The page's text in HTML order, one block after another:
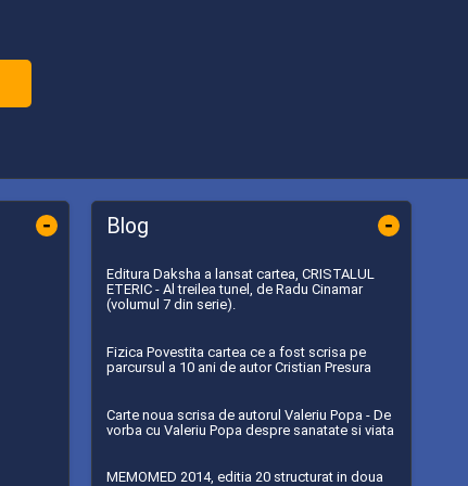
- Blog -
Editura Daksha a lansat cartea, CRISTALUL
ETERIC - Al treilea tunel, de Radu Cinamar
(volumul 7 din serie).
Fizica Povestita cartea ce a fost scrisa pe
parcursul a 10 ani de autor Cristian Presura
Carte noua scrisa de autorul Valeriu Popa - De
vorba cu Valeriu Popa despre sanatate si viata
MEMOMED 2014, editia 20 structurat in doua